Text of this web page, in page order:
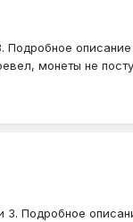
монеты не
Подробное